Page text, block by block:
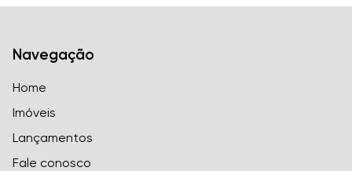
Navegação
Home
Imóveis
Lançamentos
Fale conosco